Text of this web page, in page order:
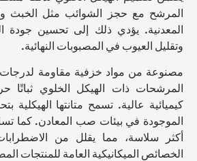
المرشح مع حجز الشوائب مثل الخبث
المعدنية. يؤدي ذلك إلى تحسين جودة
وتقليل العيوب في المصبوبات النهائية.
مصنوعة من مواد خزفية مقاومة لدرجات
المرشحات ذات الهيكل الخلوي ثباتًا
كيميائية عالية. تسمح متانتها الهيكلية
الموجودة في بيئات صب المعادن. كما
أكثر سلاسة، مما يقلل من
الخصائص الميكانيكية العامة للمنتجات